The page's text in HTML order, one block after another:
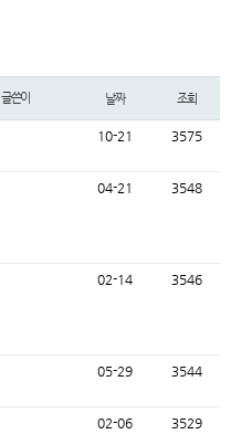
글쓴이 날짜 조회
10-21 3575
04-21 3548
02-14 3546
05-29 3544
02-06 3529